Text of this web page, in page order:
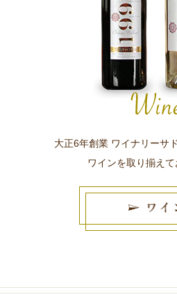
大正6年創業 ワイナリーサ
ワインを取り揃えて